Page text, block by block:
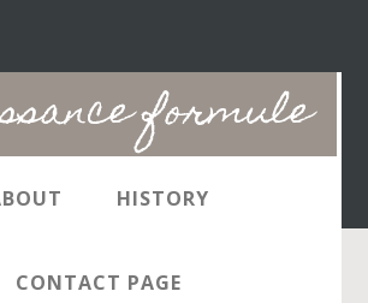
formule
HISTORY
CONTACT PAGE